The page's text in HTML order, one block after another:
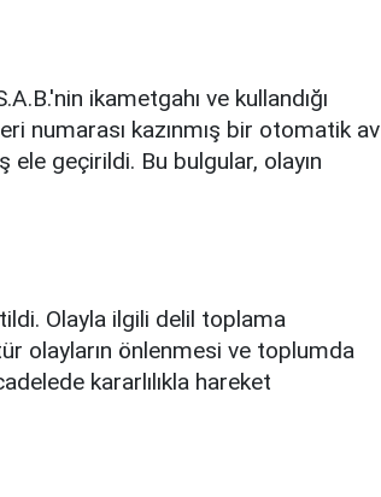
ikametgahı ve kullandığı
numarası kazınmış bir otomatik av
geçirildi. Bu bulgular, olayın
Olayla ilgili delil toplama
olayların önlenmesi ve toplumda
kararlılıkla hareket